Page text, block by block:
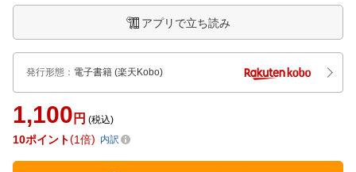
アプリで立ち読み
発行形態 ： 電子書籍 (楽天Kobo)
1,100 円 (税込)
10ポイント 1倍 内訳